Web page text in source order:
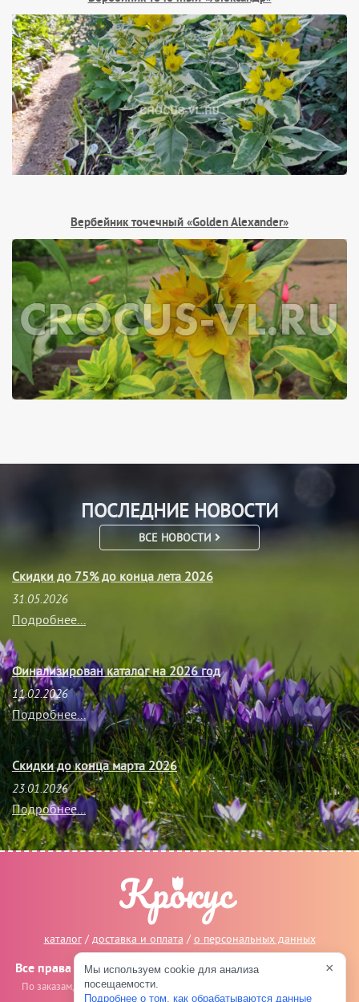
Вербейник точечный «Golden Alexander»
ПОСЛЕДНИЕ НОВОСТИ
ВСЕ НОВОСТИ
Скидки до 75% до конца лета 2026
31.05.2026
Подробнее...
Финализирован каталог на 2026 год
11.02.2026
Подробнее...
Скидки до конца марта 2026
23.01.2026
Подробнее...
каталог /доставка и оплата /о персональных данных
Все права защищены © 2014-2026, Крокус Великие Луки
По заказам, сотрудничеству и предложениям пишите на
Мы используем cookie для анализа
посещаемости.
Подробнее о том, как обрабатываются данные
×